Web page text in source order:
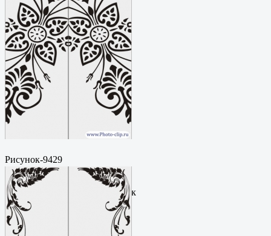
Рисунок-9429
Пескоструйный
рисунокФормат: cdrЦена: 200
руб.Метки: векторный рисунок